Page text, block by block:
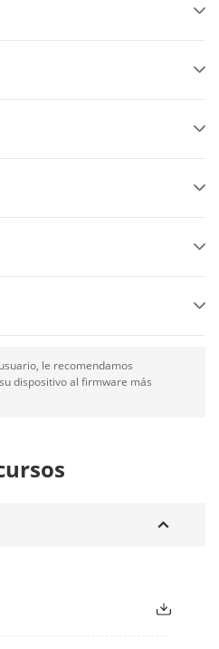
le recomendamos
dispositivo al firmware más